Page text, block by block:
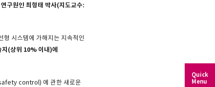
Quick
Menu
구원인 최형태 박사(지도교수:
형 시스템에 가해지는 지속적인
(상위 10% 이내)에
control) 에 관한 새로운